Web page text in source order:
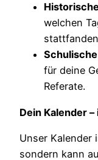
welchen
für deine
Referate.
Dein Kalender
Unser Kalender
sondern kann